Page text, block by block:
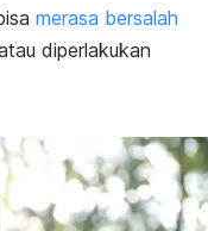
merasa bersalah
diperlakukan